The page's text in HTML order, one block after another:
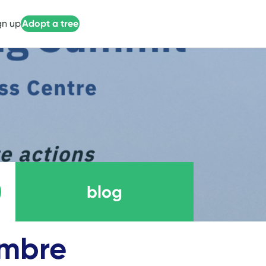
upAdopt a tree
blog